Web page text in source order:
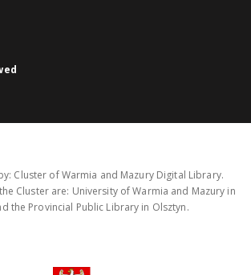
Cluster of Warmia and Mazury Digital Library.
Cluster are: University of Warmia and Mazury in
the Provincial Public Library in Olsztyn.